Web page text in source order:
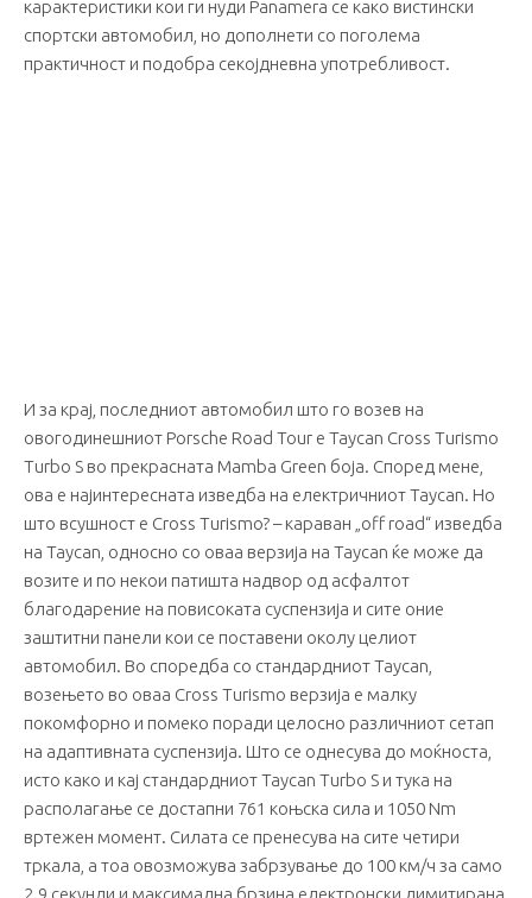
карактеристики кои ги нуди Panamera се како вистински
спортски автомобил, но дополнети со поголема
практичност и подобра секојдневна употребливост.
И за крај, последниот автомобил што го возев на
овогодинешниот Porsche Road Tour е Taycan Cross Turismo
Turbo S во прекрасната Mamba Green боја. Според мене,
ова е најинтересната изведба на електричниот Taycan. Но
што всушност е Cross Turismo? – караван „off road“ изведба
на Taycan, односно со оваа верзија на Taycan ќе може да
возите и по некои патишта надвор од асфалтот
благодарение на повисоката суспензија и сите оние
заштитни панели кои се поставени околу целиот
автомобил. Во споредба со стандардниот Taycan,
возењето во оваа Cross Turismo верзија е малку
покомфорно и помеко поради целосно различниот сетап
на адаптивната суспензија. Што се однесува до моќноста,
исто како и кај стандардниот Taycan Turbo S и тука на
располагање се достапни 761 коњска сила и 1050 Nm
вртежен момент. Силата се пренесува на сите четири
тркала, а тоа овозможува забрзување до 100 км/ч за само